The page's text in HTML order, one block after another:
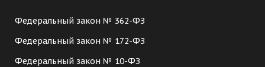
Федеральный закон № 362-ФЗ
Федеральный закон № 172-ФЗ
Федеральный закон № 10-ФЗ